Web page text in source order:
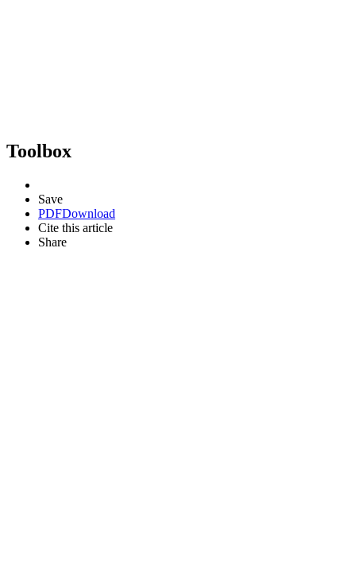
Toolbox
Save
PDFDownload
Cite this article
Share